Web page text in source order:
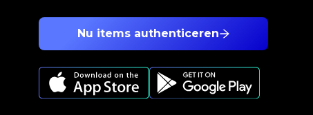
Nu items authenticeren